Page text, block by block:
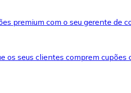
premium com o seu gerente de
os seus clientes comprem cupões